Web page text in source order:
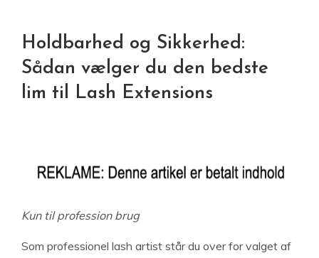
Holdbarhed og Sikkerhed:
Sådan vælger du den bedste
lim til Lash Extensions
Kun til profession brug
Som professionel lash artist står du over for valget af